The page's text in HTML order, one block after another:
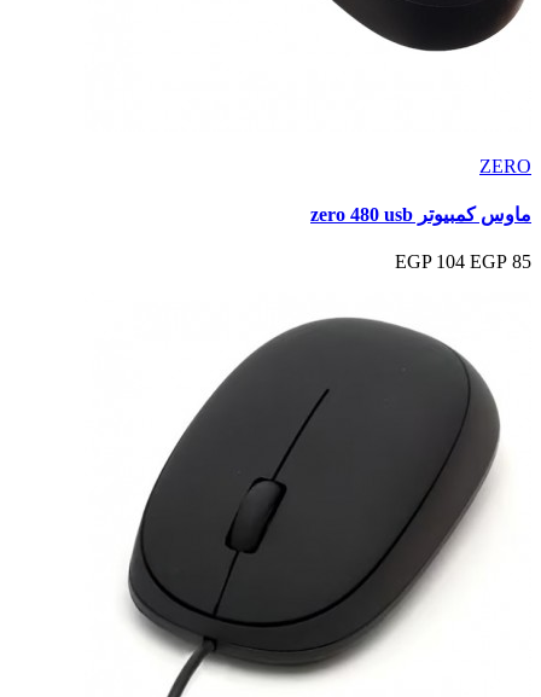
ZERO
ماوس كمبيوتر zero 480 usb
85 EGP
104 EGP